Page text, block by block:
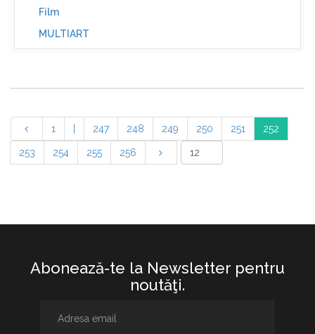
Film
MULTIART
1 247 248 249 250 251 252
253 254 255 256
Abonează-te la Newsletter pentru
noutăţi.